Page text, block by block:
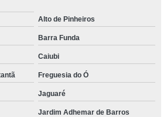
Alto de Pinheiros
Barra Funda
Caiubi
Freguesia do Ó
Jaguaré
Jardim Adhemar de Barros